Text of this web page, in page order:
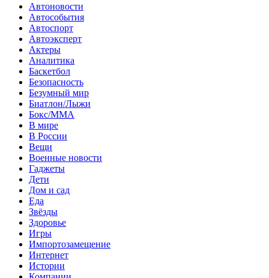
Автоновости
Автособытия
Автоспорт
Автоэксперт
Актеры
Аналитика
Баскетбол
Безопасность
Безумный мир
Биатлон/Лыжи
Бокс/MMA
В мире
В России
Вещи
Военные новости
Гаджеты
Дети
Дом и сад
Еда
Звёзды
Здоровье
Игры
Импортозамещение
Интернет
Истории